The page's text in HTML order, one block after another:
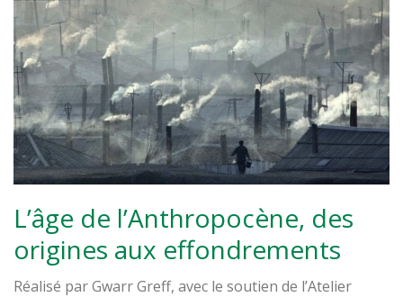
L’âge de l’Anthropocène, des
origines aux effondrements
Réalisé par Gwarr Greff, avec le soutien de l’Atelier